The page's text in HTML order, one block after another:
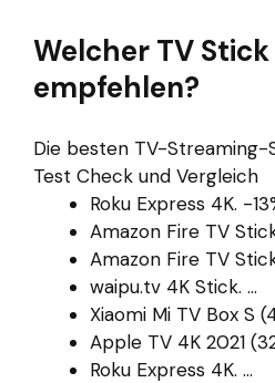
Welcher TV
empfehlen?
Die besten TV-Streaming-
Test Check und Vergleich
Roku Express 4K. -
Amazon Fire TV
Amazon Fire TV
waipu.tv 4K Stick. ...
Xiaomi Mi TV Box S
Apple TV 4K 2021
Roku Express 4K. ...